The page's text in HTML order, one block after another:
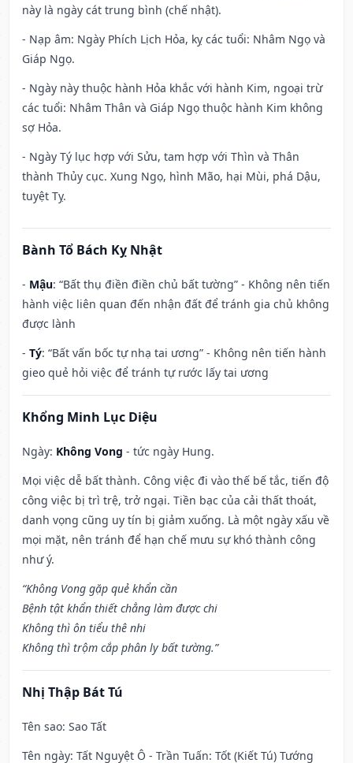
này là ngày cát trung bình (chế nhật).
- Nạp âm: Ngày Phích Lịch Hỏa, kỵ các tuổi: Nhâm Ngọ và
Giáp Ngọ.
- Ngày này thuộc hành Hỏa khắc với hành Kim, ngoại trừ
các tuổi: Nhâm Thân và Giáp Ngọ thuộc hành Kim không
sợ Hỏa.
- Ngày Tý lục hợp với Sửu, tam hợp với Thìn và Thân
thành Thủy cục. Xung Ngọ, hình Mão, hại Mùi, phá Dậu,
tuyệt Tỵ.
Bành Tổ Bách Kỵ Nhật
- Mậu: “Bất thụ điền điền chủ bất tường” - Không nên tiến
hành việc liên quan đến nhận đất để tránh gia chủ không
được lành
- Tý: “Bất vấn bốc tự nhạ tai ương” - Không nên tiến hành
gieo quẻ hỏi việc để tránh tự rước lấy tai ương
Khổng Minh Lục Diệu
Ngày: Không Vong - tức ngày Hung.
Mọi việc dễ bất thành. Công việc đi vào thế bế tắc, tiến độ
công việc bị trì trệ, trở ngại. Tiền bạc của cải thất thoát,
danh vọng cũng uy tín bị giảm xuống. Là một ngày xấu về
mọi mặt, nên tránh để hạn chế mưu sự khó thành công
như ý.
“Không Vong gặp quẻ khẩn cần
Bệnh tật khẩn thiết chẳng làm được chi
Không thì ôn tiểu thê nhi
Không thì trộm cắp phân ly bất tường.”
Nhị Thập Bát Tú
Tên sao: Sao Tất
Tên ngày: Tất Nguyệt Ô - Trần Tuấn: Tốt (Kiết Tú) Tướng